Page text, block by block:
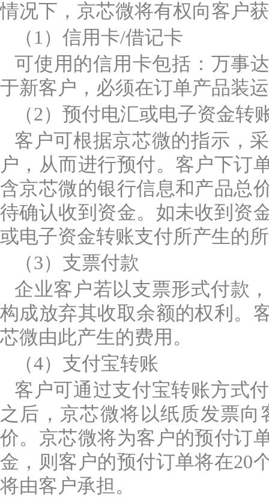
情况下，京芯微将有权向客户
（1）信用卡/借记卡
可使用的信用卡包括：万事
于新客户，必须在订单产品装
（2）预付电汇或电子资金转
客户可根据京芯微的指示，
户，从而进行预付。客户下订
含京芯微的银行信息和产品总
待确认收到资金。如未收到资
或电子资金转账支付所产生的
（3）支票付款
企业客户若以支票形式付款
构成放弃其收取余额的权利。
芯微由此产生的费用。
（4）支付宝转账
客户可通过支付宝转账方式
之后，京芯微将以纸质发票
价。京芯微将为客户的预付订
金，则客户的预付订单将在20
将由客户承担。